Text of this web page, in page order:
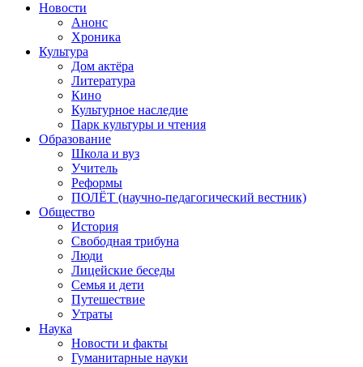
Новости
Анонс
Хроника
Культура
Дом актёра
Литература
Кино
Культурное наследие
Парк культуры и чтения
Образование
Школа и вуз
Учитель
Реформы
ПОЛЁТ (научно-педагогический вестник)
Общество
История
Свободная трибуна
Люди
Лицейские беседы
Семья и дети
Путешествие
Утраты
Наука
Новости и факты
Гуманитарные науки